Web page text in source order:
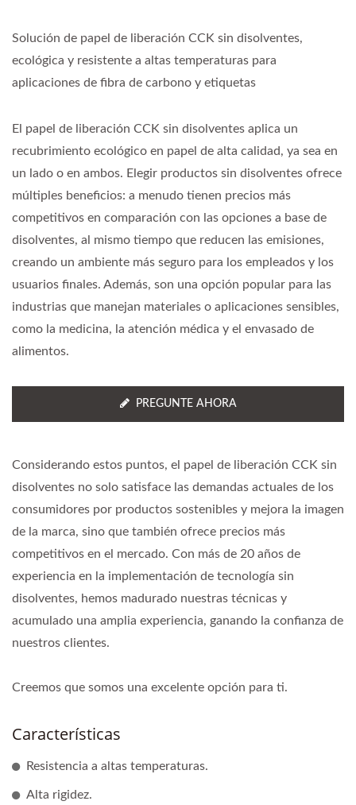
Solución de papel de liberación CCK sin disolventes,
ecológica y resistente a altas temperaturas para
aplicaciones de fibra de carbono y etiquetas
El papel de liberación CCK sin disolventes aplica un
recubrimiento ecológico en papel de alta calidad, ya sea en
un lado o en ambos. Elegir productos sin disolventes ofrece
múltiples beneficios: a menudo tienen precios más
competitivos en comparación con las opciones a base de
disolventes, al mismo tiempo que reducen las emisiones,
creando un ambiente más seguro para los empleados y los
usuarios finales. Además, son una opción popular para las
industrias que manejan materiales o aplicaciones sensibles,
como la medicina, la atención médica y el envasado de
alimentos.
PREGUNTE AHORA
Considerando estos puntos, el papel de liberación CCK sin
disolventes no solo satisface las demandas actuales de los
consumidores por productos sostenibles y mejora la imagen
de la marca, sino que también ofrece precios más
competitivos en el mercado. Con más de 20 años de
experiencia en la implementación de tecnología sin
disolventes, hemos madurado nuestras técnicas y
acumulado una amplia experiencia, ganando la confianza de
nuestros clientes.
Creemos que somos una excelente opción para ti.
Características
Resistencia a altas temperaturas.
Alta rigidez.